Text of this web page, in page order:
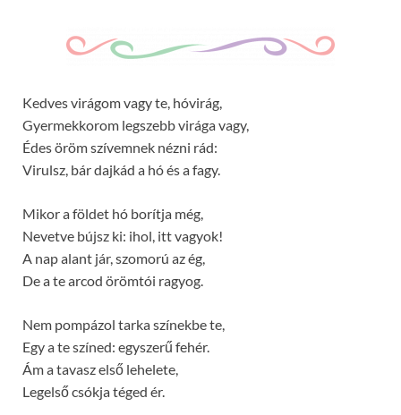
Kedves virágom vagy te, hóvirág,
Gyermekkorom legszebb virága vagy,
Édes öröm szívemnek nézni rád:
Virulsz, bár dajkád a hó és a fagy.
Mikor a földet hó borítja még,
Nevetve bújsz ki: ihol, itt vagyok!
A nap alant jár, szomorú az ég,
De a te arcod örömtói ragyog.
Nem pompázol tarka színekbe te,
Egy a te színed: egyszerű fehér.
Ám a tavasz első lehelete,
Legelső csókja téged ér.